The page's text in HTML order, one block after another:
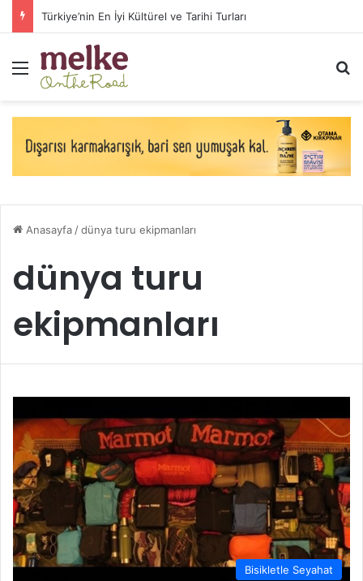
Menü
Anasayfa/dünya turu ekipmanları
dünya turu
ekipmanları
Bisikletle Seyahat